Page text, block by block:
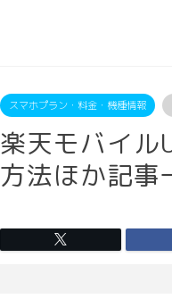
スマホプラン・料金・機種情報
楽天モバイル
方法ほか記事